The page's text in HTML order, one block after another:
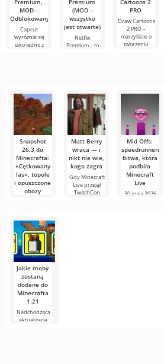
założyć mój
wyimaginowany
biały
MOD -
Odblokowany)
Capcut
wyróżnia się
jako jedno z
(MOD -
wszystko
jest otwarte)
Netflix
Premium – to
PRO
Draw Cartoons
2 PRO –
marzyliście o
tworzeniu
Snapshot
26.3 do
Minecrafta:
«Cętkowany
las», topole
i opuszczone
obozy
snapshot
wersji
Matt Berry
wraca — i
nikt nie wie,
kogo zagra
Gdy Minecraft
Live przejął
TwitchCon
Mid Offs:
speedrunnerska
bitwa, która
podbiła
Minecraft
Live
30 maja 2026
Jakie moby
zostaną
dodane do
Minecrafta
1.21
Nadchodząca
aktualizacja